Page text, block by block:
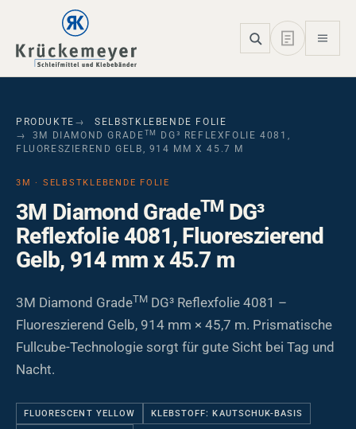
Skip to main navigation
Skip to main content
Skip to page footer
PRODUKTE
SELBSTKLEBENDE FOLIE
3M DIAMOND GRADE TM
DG³ REFLEXFOLIE 4081,
FLUORESZIEREND GELB, 914 MM X 45.7 M
3M · SELBSTKLEBENDE FOLIE
3M Diamond GradeTMDG³
Reflexfolie 4081, Fluoreszierend
Gelb, 914 mm x 45.7 m
3M Diamond GradeTM DG³ Reflexfolie 4081 –
Fluoreszierend Gelb, 914 mm × 45,7 m. Prismatische
Fullcube-Technologie sorgt für gute Sicht bei Tag und
Nacht.
FLUORESCENT YELLOW KLEBSTOFF: KAUTSCHUK-BASIS